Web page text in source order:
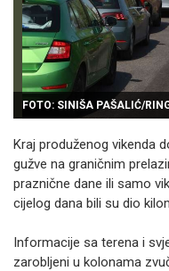
FOTO: SINIŠA PAŠALIĆ/
Kraj produženog vikenda
gužve na graničnim
praznične dane ili samo
cijelog dana bili su dio
Informacije sa terena i
zarobljeni u kolonama